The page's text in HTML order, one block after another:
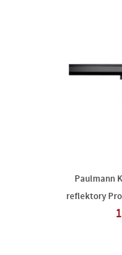
Paulmann
reflektory